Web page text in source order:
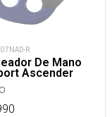
R
De Mano
Ascender